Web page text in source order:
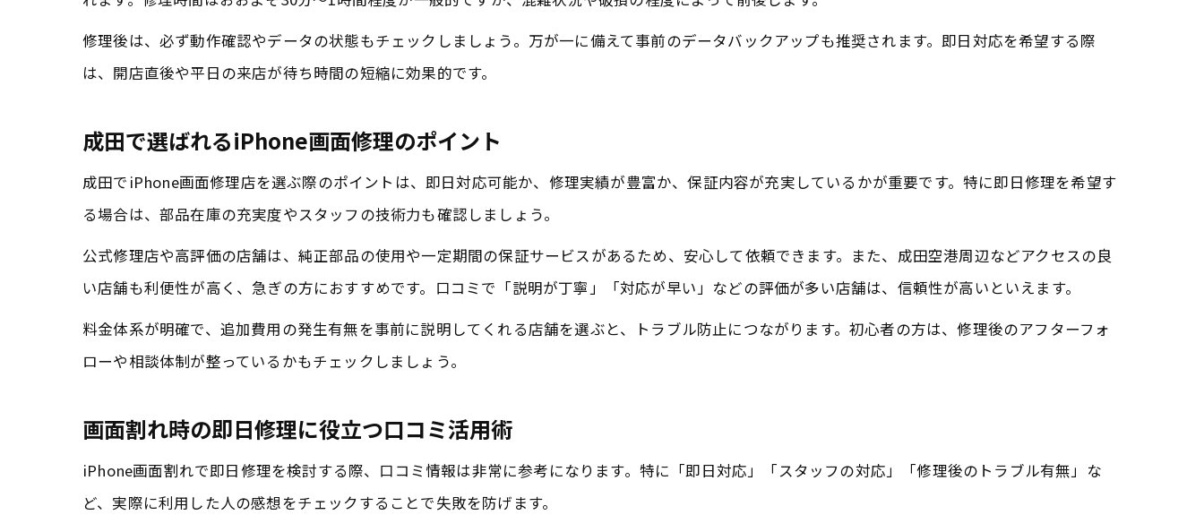
iPhone画面修理成田で即日対応の見極め方
iPad画面修理成田で安心できるポイント
iPad画面修理成田で選ぶべき店舗のポイント
口コミで高評価のiPad画面修理成田の特徴
口コミで信頼されるiPhone修理成田の理由
iPhone画面修理成田が口コミで選ばれる理由
修理後は、必ず動作確認やデータの状態もチェックしましょう。万が一に備えて事前のデータバックアップも推奨されます。即日対応を希望する際
は、開店直後や平日の来店が待ち時間の短縮に効果的です。
成田で選ばれるiPhone画面修理のポイント
成田でiPhone画面修理店を選ぶ際のポイントは、即日対応可能か、修理実績が豊富か、保証内容が充実しているかが重要です。特に即日修理を希望す
る場合は、部品在庫の充実度やスタッフの技術力も確認しましょう。
公式修理店や高評価の店舗は、純正部品の使用や一定期間の保証サービスがあるため、安心して依頼できます。また、成田空港周辺などアクセスの良
い店舗も利便性が高く、急ぎの方におすすめです。口コミで「説明が丁寧」「対応が早い」などの評価が多い店舗は、信頼性が高いといえます。
料金体系が明確で、追加費用の発生有無を事前に説明してくれる店舗を選ぶと、トラブル防止につながります。初心者の方は、修理後のアフターフォ
ローや相談体制が整っているかもチェックしましょう。
画面割れ時の即日修理に役立つ口コミ活用術
iPhone画面割れで即日修理を検討する際、口コミ情報は非常に参考になります。特に「即日対応」「スタッフの対応」「修理後のトラブル有無」な
ど、実際に利用した人の感想をチェックすることで失敗を防げます。